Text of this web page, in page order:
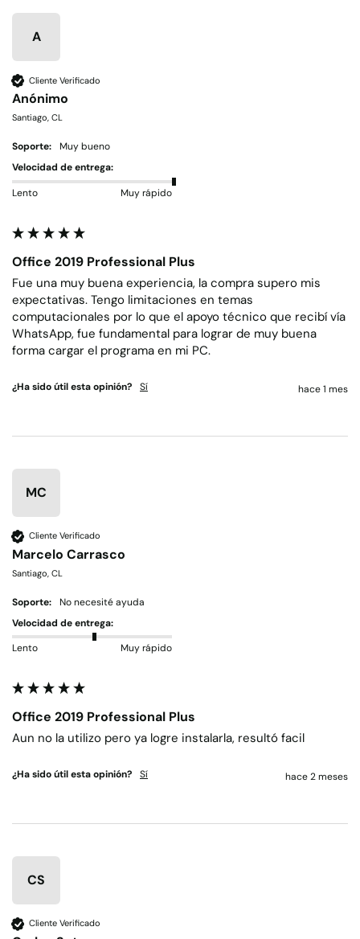
A
Cliente Verificado
Anónimo
Santiago, CL
Soporte:
Muy bueno
Velocidad de entrega:
Lento
Muy rápido
Office 2019 Professional Plus
Fue una muy buena experiencia, la compra supero mis
expectativas. Tengo limitaciones en temas
computacionales por lo que el apoyo técnico que recibí vía
WhatsApp, fue fundamental para lograr de muy buena
forma cargar el programa en mi PC.
¿Ha sido útil esta opinión? Sí hace 1 mes
MC
Cliente Verificado
Marcelo Carrasco
Santiago, CL
Soporte:
No necesité ayuda
Velocidad de entrega:
Lento
Muy rápido
Office 2019 Professional Plus
Aun no la utilizo pero ya logre instalarla, resultó facil
¿Ha sido útil esta opinión? Sí hace 2 meses
CS
Cliente Verificado